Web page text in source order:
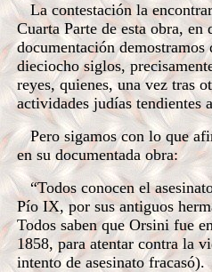
La contestación la
Cuarta Parte de esta obra, en
documentación
dieciocho siglos,
reyes, quienes, una vez tras
actividades judías tendientes
Pero sigamos con lo que
en su documentada obra:
“Todos conocen el
Pío IX, por sus antiguos
Todos saben que Orsini fue
1858, para atentar contra la
intento de asesinato fracasó).